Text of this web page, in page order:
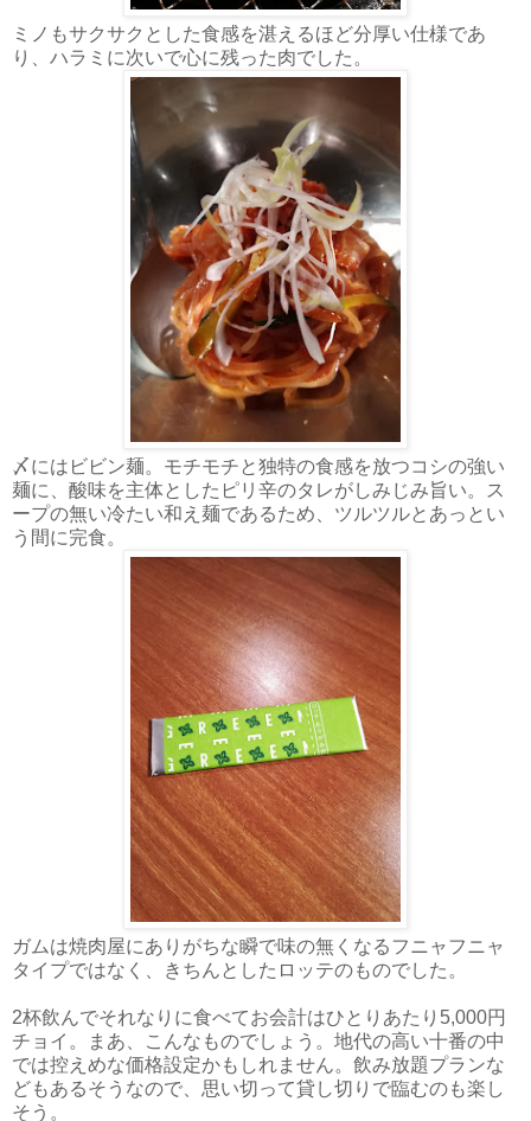
ミノもサクサクとした食感を湛えるほど分厚い仕様であ
り、ハラミに次いで心に残った肉でした。
〆にはビビン麺。モチモチと独特の食感を放つコシの強い
麺に、酸味を主体としたピリ辛のタレがしみじみ旨い。ス
ープの無い冷たい和え麺であるため、ツルツルとあっとい
う間に完食。
ガムは焼肉屋にありがちな瞬で味の無くなるフニャフニャ
タイプではなく、きちんとしたロッテのものでした。
2杯飲んでそれなりに食べてお会計はひとりあたり5,000円
チョイ。まあ、こんなものでしょう。地代の高い十番の中
では控えめな価格設定かもしれません。飲み放題プランな
どもあるそうなので、思い切って貸し切りで臨むのも楽し
そう。